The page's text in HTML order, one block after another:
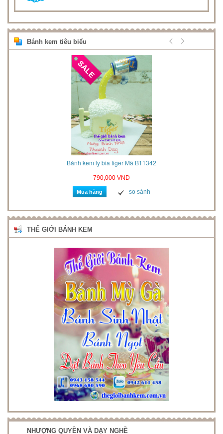
Bánh kem tiêu biểu
Bánh kem ly bia tiger Mã B11342
790,000 VND
Mua hàng so sánh
THẾ GIỚI BÁNH KEM
NHƯỢNG QUYỀN VÀ DẠY NGHỀ